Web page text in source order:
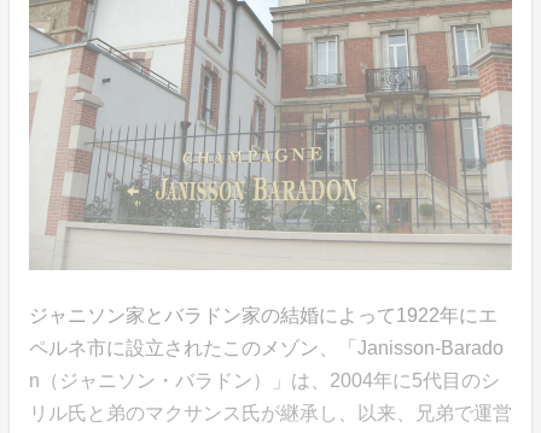
ジャニソン家とバラドン家の結婚によって1922年にエ
ペルネ市に設立されたこのメゾン、「Janisson-Barado
n（ジャニソン・バラドン）」は、2004年に5代目のシ
リル氏と弟のマクサンス氏が継承し、以来、兄弟で運営